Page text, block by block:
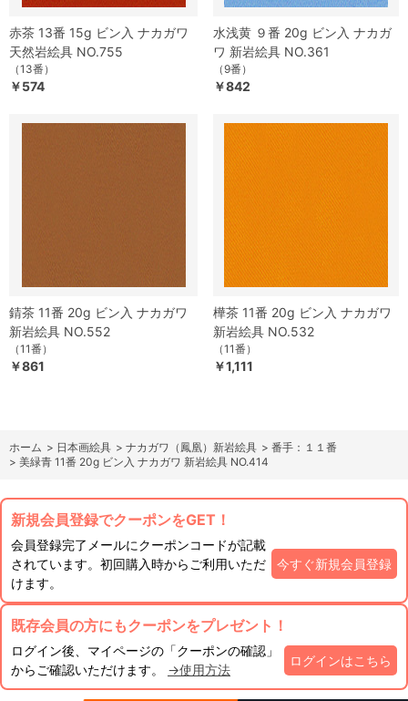
赤茶 13番 15g ビン入 ナカガワ
天然岩絵具 NO.755
（13番）
￥574
水浅黄 ９番 20g ビン入 ナカガ
ワ 新岩絵具 NO.361
（9番）
￥842
錆茶 11番 20g ビン入 ナカガワ
新岩絵具 NO.552
（11番）
￥861
樺茶 11番 20g ビン入 ナカガワ
新岩絵具 NO.532
（11番）
￥1,111
ホーム > 日本画絵具 > ナカガワ（鳳凰）新岩絵具 > 番手：１１番
> 美緑青 11番 20g ビン入 ナカガワ 新岩絵具 NO.414
新規会員登録でクーポンをGET！
会員登録完了メールにクーポンコードが記載
されています。初回購入時からご利用いただ
けます。
今すぐ新規会員登録
既存会員の方にもクーポンをプレゼント！
ログイン後、マイページの「クーポンの確認」
からご確認いただけます。 →使用方法
ログインはこちら